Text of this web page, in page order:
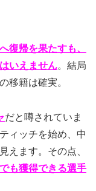
復帰を果たすも、
いえません。結局
移籍は確実。
だと噂されていま
ィッチを始め、中
えます。その点、
も獲得できる選手